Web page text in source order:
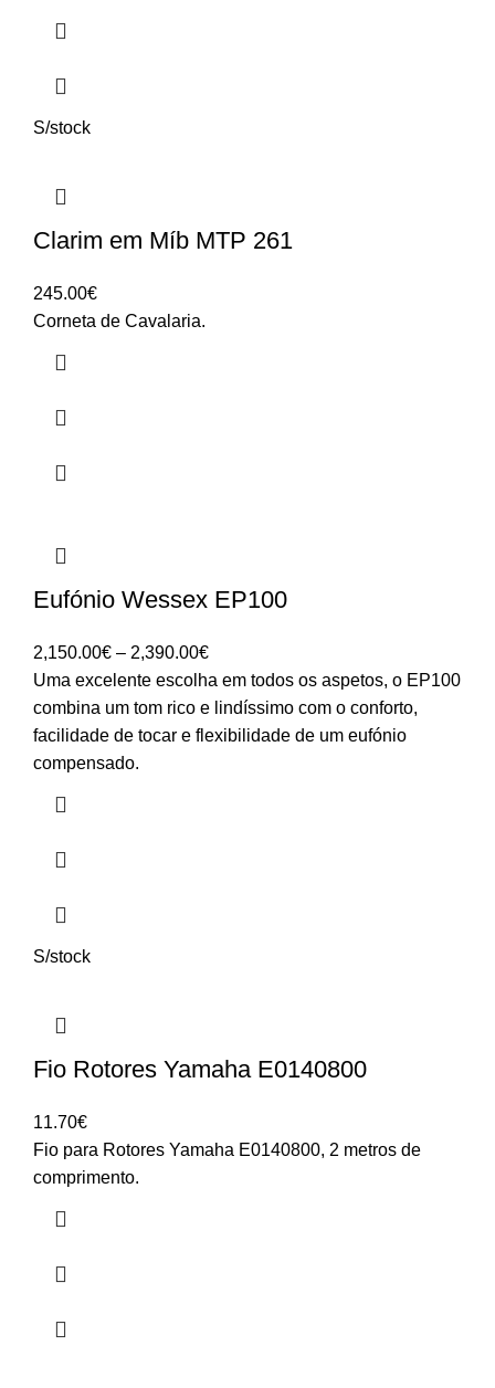
S/stock
Clarim em Míb MTP 261
245.00€
Corneta de Cavalaria.
Eufónio Wessex EP100
2,150.00€ – 2,390.00€Price
range:
2,150.00€
through
Uma excelente escolha em todos os aspetos, o EP100
combina um tom rico e lindíssimo com o conforto,
facilidade de tocar e flexibilidade de um eufónio
compensado.
S/stock
Fio Rotores Yamaha E0140800
11.70€
Fio para Rotores Yamaha E0140800, 2 metros de
comprimento.